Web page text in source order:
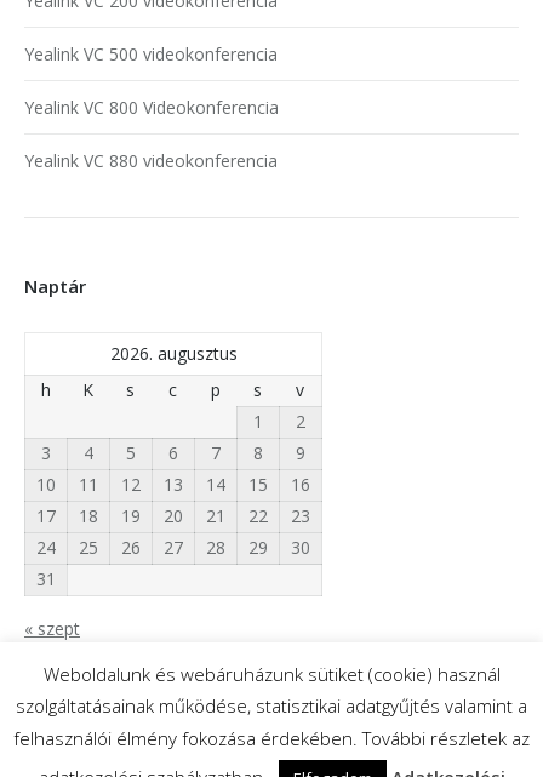
Yealink VC 500 videokonferencia
Yealink VC 800 Videokonferencia
Yealink VC 880 videokonferencia
Naptár
2026. augusztus
h
K s c p s
v
1
2
3
4 5 6 7 8
9
10
11 12 13 14 15
16
17
18 19 20 21 22
23
24
25 26 27 28 29
30
31
« szept
Weboldalunk és webáruházunk sütiket (cookie) használ
szolgáltatásainak működése, statisztikai adatgyűjtés valamint a
felhasználói élmény fokozása érdekében. További részletek az